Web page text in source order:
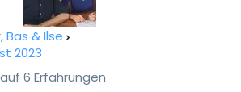
& Ilse
2023
6 Erfahrungen